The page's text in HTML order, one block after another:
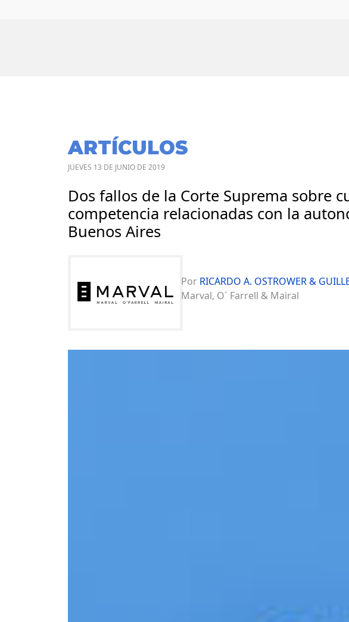
ARTÍCULOS
JUEVES 13 DE JUNIO DE 2019
Dos fallos de la Corte Suprema sobre
competencia relacionadas con la
Buenos Aires
Por RICARDO A. OSTROWER &
Marval, O´ Farrell & Mairal